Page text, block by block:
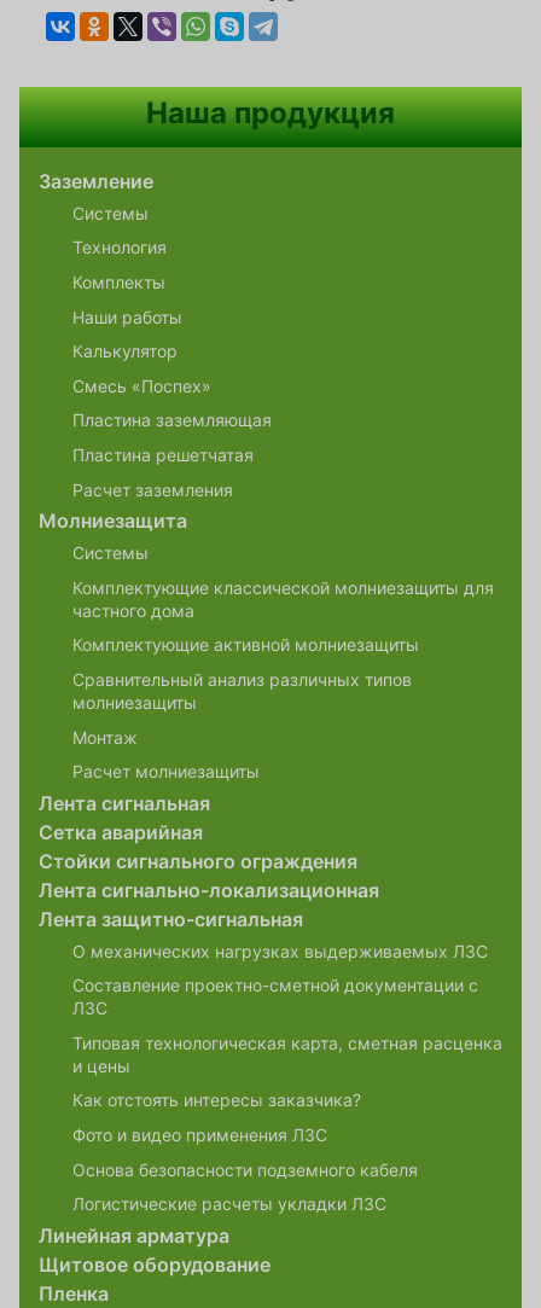
Наша продукция
Заземление
Системы
Технология
Комплекты
Наши работы
Калькулятор
Смесь «Поспех»
Пластина заземляющая
Пластина решетчатая
Расчет заземления
Молниезащита
Системы
Комплектующие классической молниезащиты для
частного дома
Комплектующие активной молниезащиты
Сравнительный анализ различных типов
молниезащиты
Монтаж
Расчет молниезащиты
Лента сигнальная
Сетка аварийная
Стойки сигнального ограждения
Лента сигнально-локализационная
Лента защитно-сигнальная
О механических нагрузках выдерживаемых ЛЗС
Составление проектно-сметной документации с
ЛЗС
Типовая технологическая карта, сметная расценка
и цены
Как отстоять интересы заказчика?
Фото и видео применения ЛЗС
Основа безопасности подземного кабеля
Логистические расчеты укладки ЛЗС
Линейная арматура
Щитовое оборудование
Пленка